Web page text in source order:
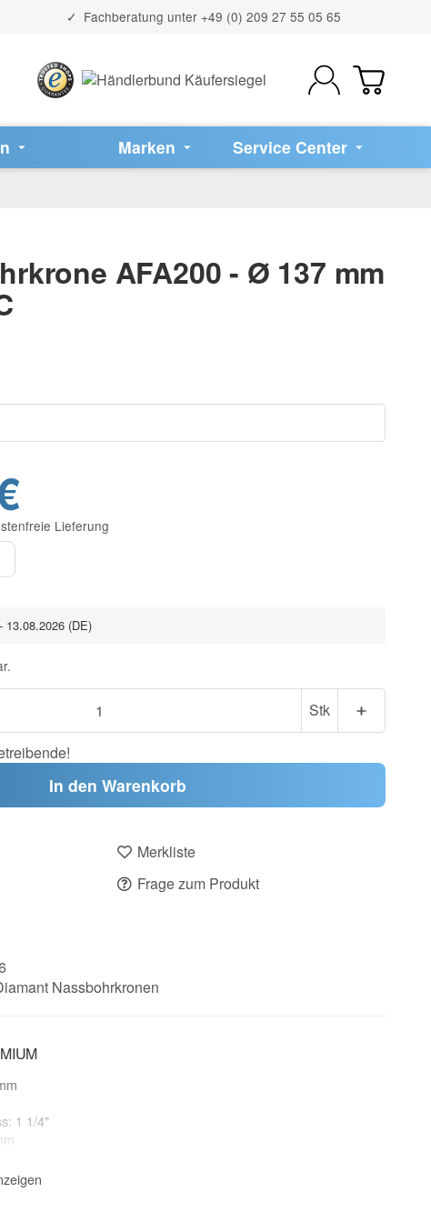
Fachberatung unter +49 (0) 209 27 55 05 65
Marken Service Center
AFA200 - Ø 137 mm
Lieferung
13.08.2026 (DE)
Stk
In den Warenkorb
Merkliste
Frage zum Produkt
Nassbohrkronen
1 1/4"
Kernbohrgerät